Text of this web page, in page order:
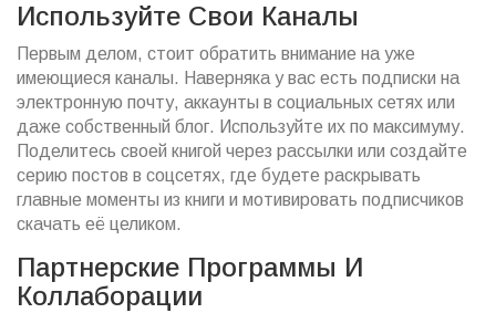
Используйте Свои Каналы
Первым делом, стоит обратить внимание на уже
имеющиеся каналы. Наверняка у вас есть подписки на
электронную почту, аккаунты в социальных сетях или
даже собственный блог. Используйте их по максимуму.
Поделитесь своей книгой через рассылки или создайте
серию постов в соцсетях, где будете раскрывать
главные моменты из книги и мотивировать подписчиков
скачать её целиком.
Партнерские Программы И
Коллаборации